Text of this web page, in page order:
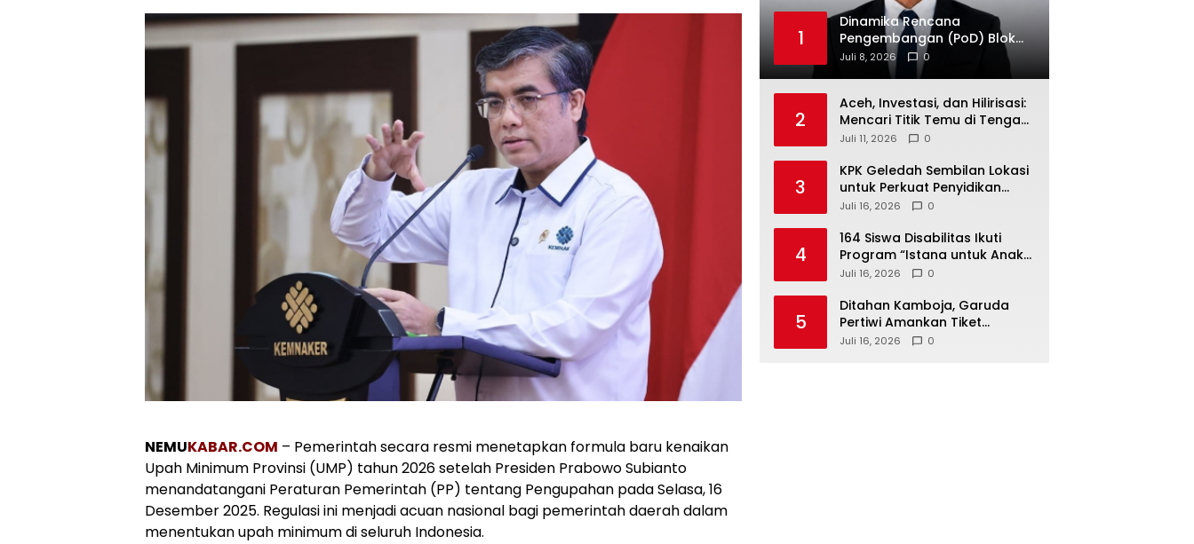
NEMUKABAR.COM – Pemerintah secara resmi menetapkan formula baru kenaikan
Upah Minimum Provinsi (UMP) tahun 2026 setelah Presiden Prabowo Subianto
menandatangani Peraturan Pemerintah (PP) tentang Pengupahan pada Selasa, 16
Desember 2025. Regulasi ini menjadi acuan nasional bagi pemerintah daerah dalam
menentukan upah minimum di seluruh Indonesia.
1
Dinamika Rencana
Pengembangan (PoD) Blok
Andaman: Jangan Sampai
Harapan Investasi Aceh
Juli 8, 2026 0
2
Aceh, Investasi, dan Hilirisasi:
Mencari Titik Temu di Tengah
Polemik Blok Andaman
Juli 11, 2026 0
3
KPK Geledah Sembilan Lokasi
untuk Perkuat Penyidikan
Dugaan Pemerasan Bupati
Juli 16, 2026 0
4
164 Siswa Disabilitas Ikuti
Program “Istana untuk Anak
Sekolah”, Kenali Sejarah
Juli 16, 2026 0
5
Ditahan Kamboja, Garuda
Pertiwi Amankan Tiket
Semifinal Piala AFF Putri 2026
Juli 16, 2026 0